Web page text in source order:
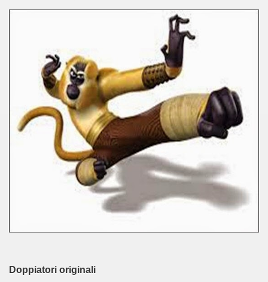
Doppiatori originali
Se Ti Piacciono nel mese di Agosto 2014.
per un film sprecato.